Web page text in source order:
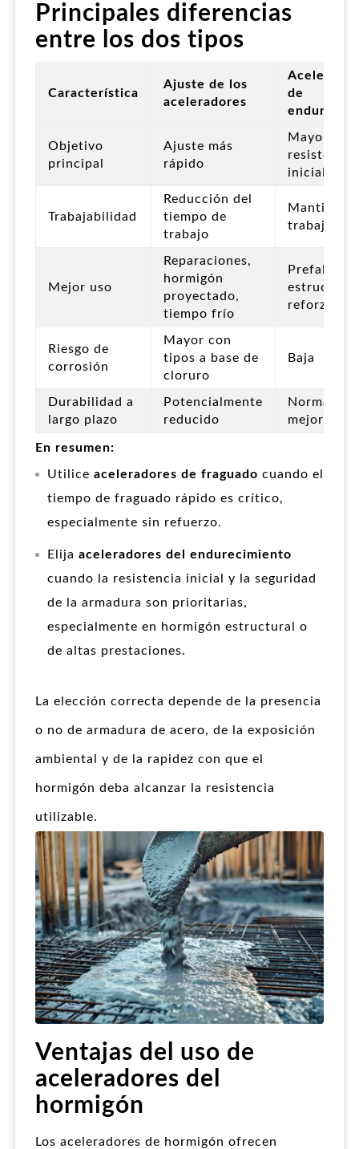
Principales diferencias
entre los dos tipos
Característica
Ajuste de los
aceleradores
de
Objetivo
principal
Ajuste más
rápido
Mayor
resistencia
inicial
Trabajabilidad
Reducción del
tiempo de
trabajo
Mantiene
Mejor uso
Reparaciones,
hormigón
proyectado,
tiempo frío
reforzadas
Riesgo de
corrosión
Mayor con
tipos a base de
cloruro
Baja
Durabilidad a
largo plazo
Potencialmente
reducido
mejor
En resumen:
Utilice aceleradores de fraguado cuando el
tiempo de fraguado rápido es crítico,
especialmente sin refuerzo.
Elija aceleradores del endurecimiento
cuando la resistencia inicial y la seguridad
de la armadura son prioritarias,
especialmente en hormigón estructural o
de altas prestaciones.
La elección correcta depende de la presencia
o no de armadura de acero, de la exposición
ambiental y de la rapidez con que el
hormigón deba alcanzar la resistencia
utilizable.
Ventajas del uso de
aceleradores del
hormigón
Los aceleradores de hormigón ofrecen